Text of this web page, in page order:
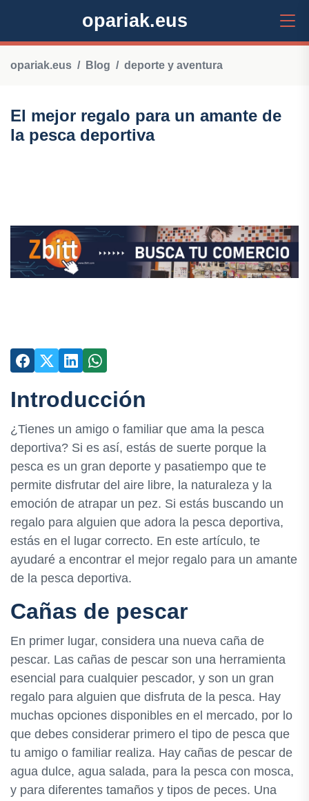
opariak.eus
opariak.eus Blog deporte y aventura
El mejor regalo para un amante de
la pesca deportiva
Introducción
¿Tienes un amigo o familiar que ama la pesca
deportiva? Si es así, estás de suerte porque la
pesca es un gran deporte y pasatiempo que te
permite disfrutar del aire libre, la naturaleza y la
emoción de atrapar un pez. Si estás buscando un
regalo para alguien que adora la pesca deportiva,
estás en el lugar correcto. En este artículo, te
ayudaré a encontrar el mejor regalo para un amante
de la pesca deportiva.
Cañas de pescar
En primer lugar, considera una nueva caña de
pescar. Las cañas de pescar son una herramienta
esencial para cualquier pescador, y son un gran
regalo para alguien que disfruta de la pesca. Hay
muchas opciones disponibles en el mercado, por lo
que debes considerar primero el tipo de pesca que
tu amigo o familiar realiza. Hay cañas de pescar de
agua dulce, agua salada, para la pesca con mosca,
y para diferentes tamaños y tipos de peces. Una